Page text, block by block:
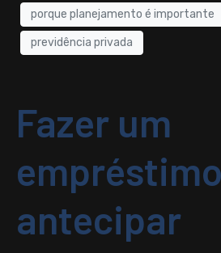
porque planejamento é importante
previdência privada
Fazer um
antecipar